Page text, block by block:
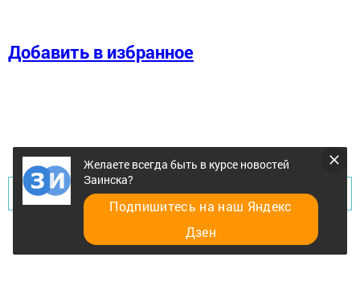
Добавить в избранное
Перейти на страницу новости
Желаете всегда быть в курсе новостей
Заинска?
Подпишитесь на наш Яндекс
Дзен